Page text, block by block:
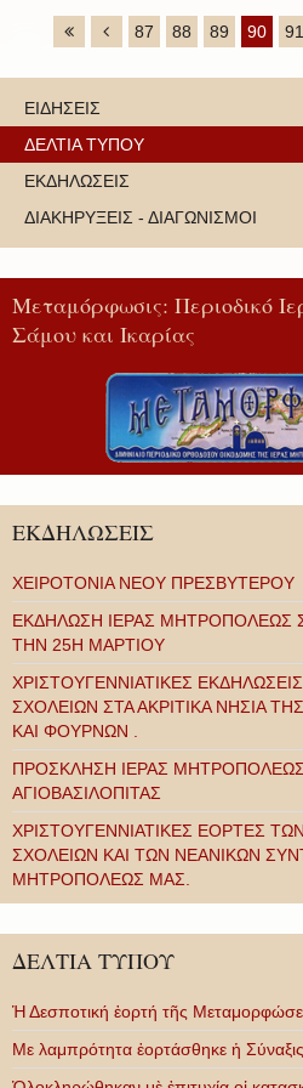
87 88 89 90 91
ΕΙΔΗΣΕΙΣ
ΔΕΛΤΙΑ ΤΥΠΟΥ
ΕΚΔΗΛΩΣΕΙΣ
ΔΙΑΚΗΡΥΞΕΙΣ - ΔΙΑΓΩΝΙΣΜΟΙ
Μεταμόρφωσις: Περιοδικό
Σάμου και Ικαρίας
ΕΚΔΗΛΩΣΕΙΣ
ΧΕΙΡΟΤΟΝΙΑ ΝΕΟΥ ΠΡΕΣΒΥΤΕΡΟΥ
ΕΚΔΗΛΩΣΗ ΙΕΡΑΣ ΜΗΤΡΟΠΟΛΕΩΣ
ΤΗΝ 25Η ΜΑΡΤΙΟΥ
ΧΡΙΣΤΟΥΓΕΝΝΙΑΤΙΚΕΣ
ΣΧΟΛΕΙΩΝ ΣΤΑ ΑΚΡΙΤΙΚΑ ΝΗΣΙΑ
ΚΑΙ ΦΟΥΡΝΩΝ .
ΠΡΟΣΚΛΗΣΗ ΙΕΡΑΣ
ΑΓΙΟΒΑΣΙΛΟΠΙΤΑΣ
ΧΡΙΣΤΟΥΓΕΝΝΙΑΤΙΚΕΣ ΕΟΡΤΕΣ
ΣΧΟΛΕΙΩΝ ΚΑΙ ΤΩΝ ΝΕΑΝΙΚΩΝ
ΜΗΤΡΟΠΟΛΕΩΣ ΜΑΣ.
ΔΕΛΤΙΑ ΤΥΠΟΥ
Ἡ Δεσποτική ἑορτή τῆς
Με λαμπρότητα ἑορτάσθηκε ἡ